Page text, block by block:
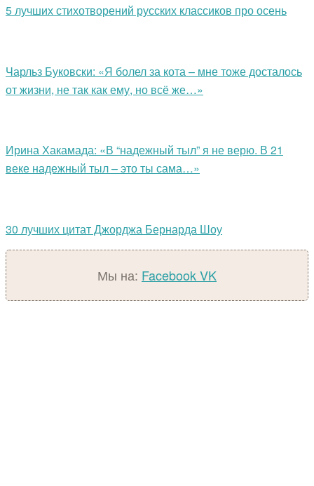
5 лучших стихотворений русских классиков про осень
Чарльз Буковски: «Я болел за кота – мне тоже досталось
от жизни, не так как ему, но всё же…»
Ирина Хакамада: «В “надежный тыл” я не верю. В 21
веке надежный тыл – это ты сама…»
30 лучших цитат Джорджа Бернарда Шоу
Мы на: FacebookVK